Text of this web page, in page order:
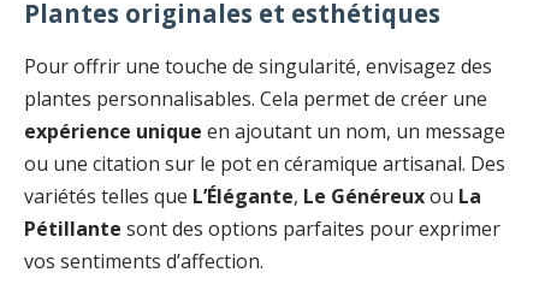
Plantes originales et esthétiques
Pour offrir une touche de singularité, envisagez des
plantes personnalisables. Cela permet de créer une
expérience unique en ajoutant un nom, un message
ou une citation sur le pot en céramique artisanal. Des
variétés telles que L’Élégante, Le Généreuxou La
Pétillante sont des options parfaites pour exprimer
vos sentiments d’affection.